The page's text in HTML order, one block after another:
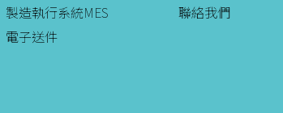
製造執行系統MES
電子送件
聯絡我們